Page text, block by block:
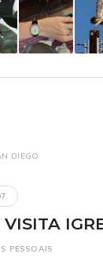
DIEGO
PESSOAIS